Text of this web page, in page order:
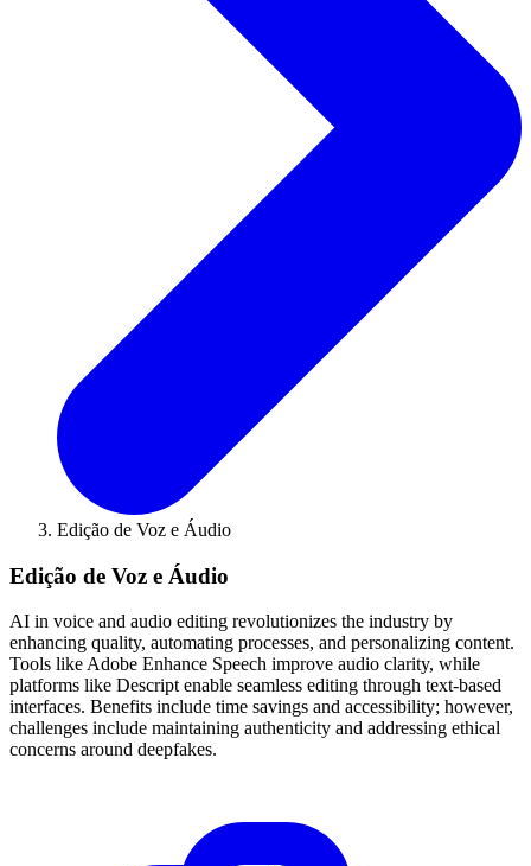
Edição de Voz e Áudio
Edição de Voz e Áudio
AI in voice and audio editing revolutionizes the industry by
enhancing quality, automating processes, and personalizing content.
Tools like Adobe Enhance Speech improve audio clarity, while
platforms like Descript enable seamless editing through text-based
interfaces. Benefits include time savings and accessibility; however,
challenges include maintaining authenticity and addressing ethical
concerns around deepfakes.